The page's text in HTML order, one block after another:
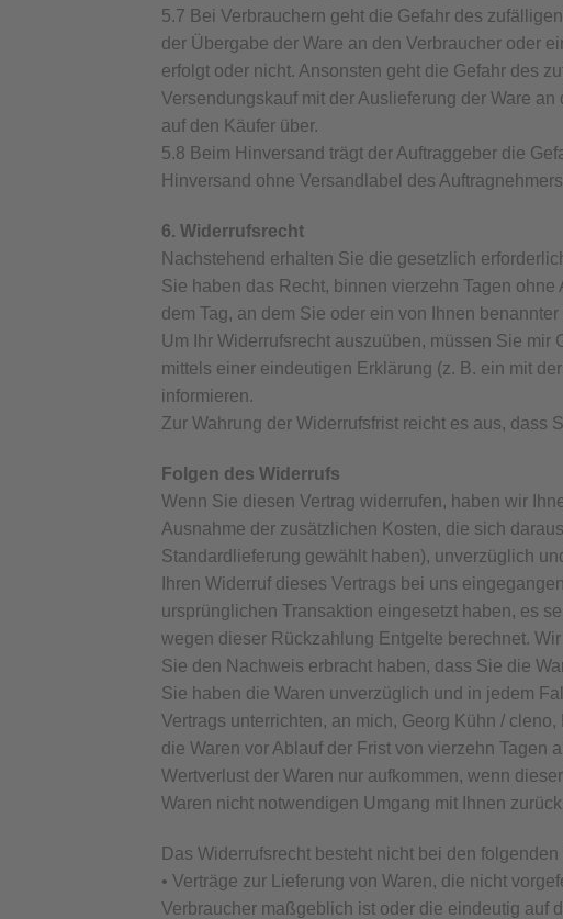
5.7 Bei Verbrauchern geht die Gefahr des
der Übergabe der Ware an den Verbraucher oder
erfolgt oder nicht. Ansonsten geht die Gefahr des
Versendungskauf mit der Auslieferung der Ware
auf den Käufer über.
5.8 Beim Hinversand trägt der Auftraggeber die
Hinversand ohne Versandlabel des
6. Widerrufsrecht
Nachstehend erhalten Sie die gesetzlich
Sie haben das Recht, binnen vierzehn Tagen
dem Tag, an dem Sie oder ein von Ihnen
Um Ihr Widerrufsrecht auszuüben, müssen Sie mir
mittels einer eindeutigen Erklärung (z. B. ein mit
informieren.
Zur Wahrung der Widerrufsfrist reicht es aus, dass
Folgen des Widerrufs
Wenn Sie diesen Vertrag widerrufen, haben wir
Ausnahme der zusätzlichen Kosten, die sich
Standardlieferung gewählt haben), unverzüglich
Ihren Widerruf dieses Vertrags bei uns
ursprünglichen Transaktion eingesetzt haben, es
wegen dieser Rückzahlung Entgelte berechnet.
Sie den Nachweis erbracht haben, dass Sie die
Sie haben die Waren unverzüglich und in jedem
Vertrags unterrichten, an mich, Georg Kühn /
die Waren vor Ablauf der Frist von vierzehn Tagen
Wertverlust der Waren nur aufkommen, wenn
Waren nicht notwendigen Umgang mit Ihnen
Das Widerrufsrecht besteht nicht bei den folgenden
• Verträge zur Lieferung von Waren, die nicht
Verbraucher maßgeblich ist oder die eindeutig auf